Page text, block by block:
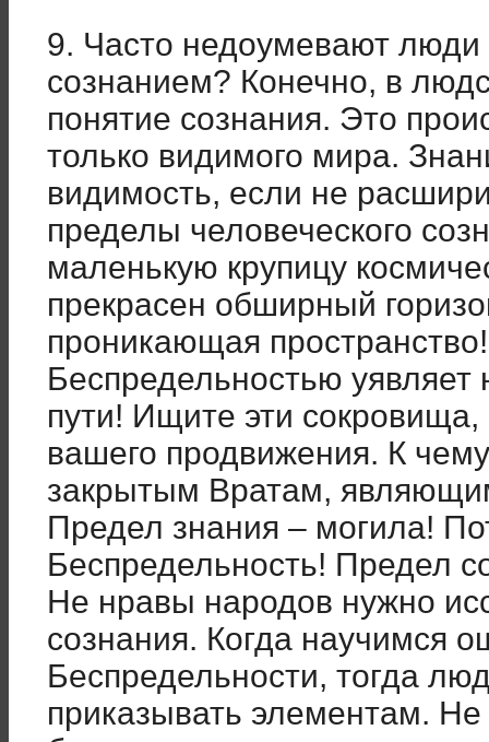
9. Часто недоумевают люди
сознанием? Конечно, в
понятие сознания. Это
только видимого мира.
видимость, если не
пределы человеческого
маленькую крупицу
прекрасен обширный
проникающая
Беспредельностью
пути! Ищите эти сокровища,
вашего продвижения. К
закрытым Вратам,
Предел знания – могила!
Беспредельность! Предел
Не нравы народов нужно
сознания. Когда научимся
Беспредельности, тогда
приказывать элементам. Не